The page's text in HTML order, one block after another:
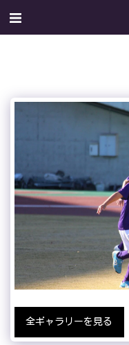
全ギャラリーを見る